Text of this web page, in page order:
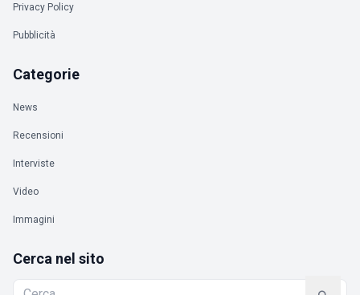
Privacy Policy
Pubblicità
Categorie
News
Recensioni
Interviste
Video
Immagini
Cerca nel sito